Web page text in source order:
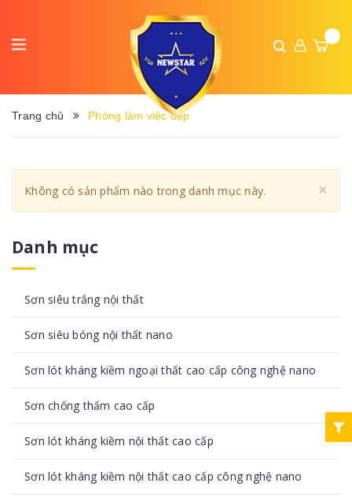
Trang chủ Phòng làm việc đẹp
×
Không có sản phẩm nào trong danh mục này.
Danh mục
Sơn siêu trắng nội thất
Sơn siêu bóng nội thất nano
Sơn lót kháng kiềm ngoại thất cao cấp công nghệ nano
Sơn chống thấm cao cấp
Sơn lót kháng kiềm nội thất cao cấp
Sơn lót kháng kiềm nội thất cao cấp công nghệ nano